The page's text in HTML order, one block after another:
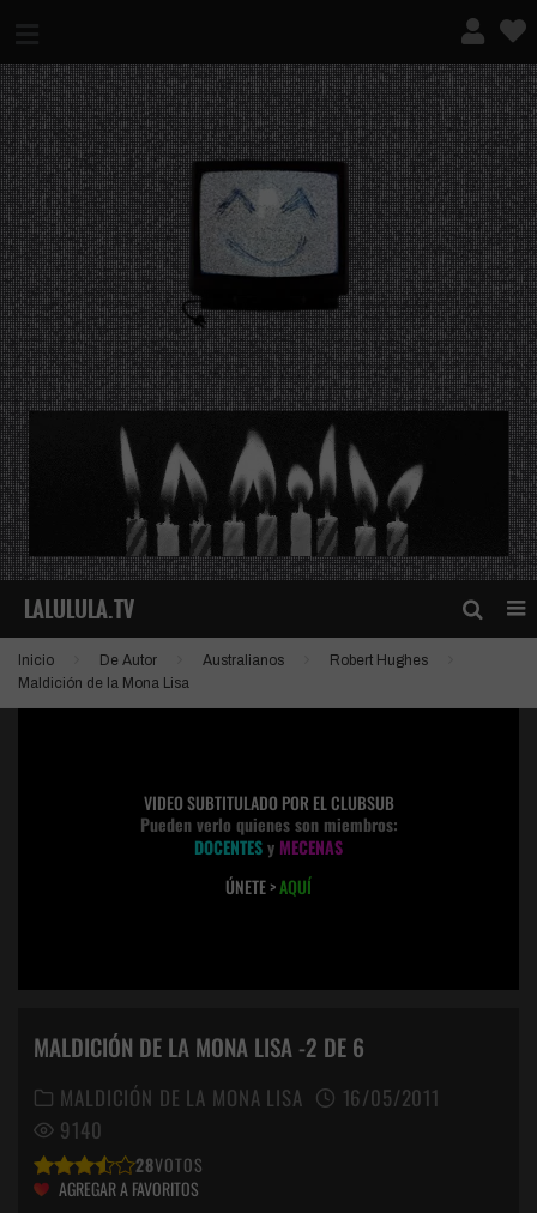
¿QUÉ ES ESTO?
Inicio De Autor Australianos
Robert Hughes
Maldición de la Mona Lisa
VIDEO SUBTITULADO POR EL CLUBSUB
Pueden verlo quienes son miembros:
DOCENTESy MECENAS
ÚNETE >AQUÍ
MALDICIÓN DE LA MONA LISA -2 DE 6
MALDICIÓN DE LA MONA LISA
16/05/2011
9140
28VOTOS
AGREGAR A FAVORITOS